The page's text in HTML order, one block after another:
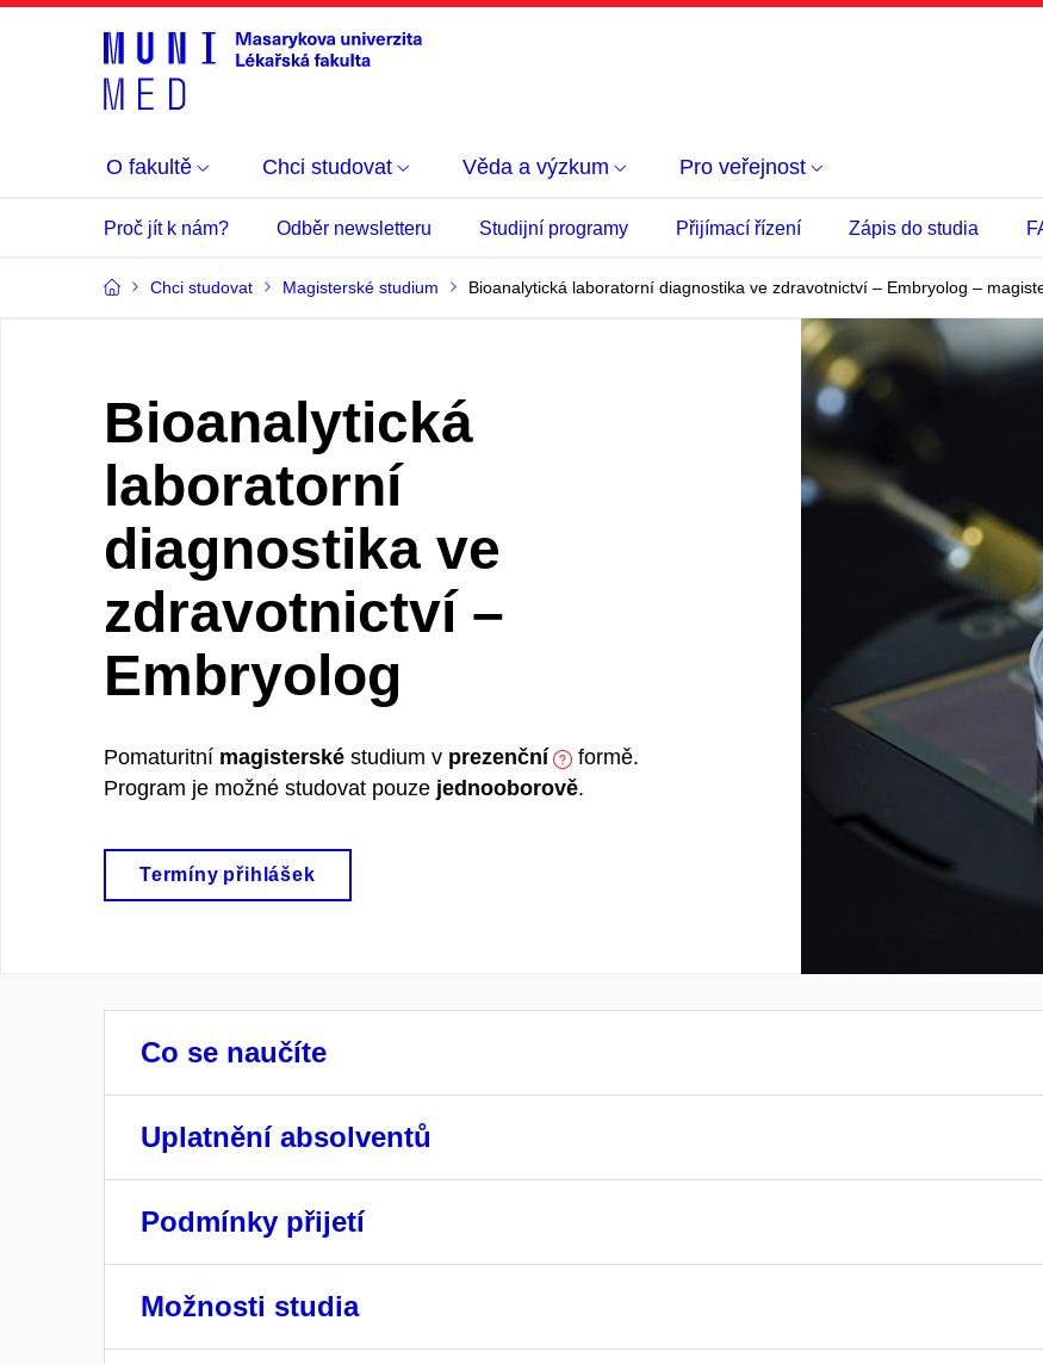
O fakultě Chci studovat Věda a výzkum Pro veřejnost
Proč jít k nám? Odběr newsletteru Studijní programy Přijímací řízení Zápis do studia
Chci studovat Magisterské studium Bioanalytická laboratorní diagnostika ve zdravotnictví – Embryolog –
Bioanalytická
laboratorní
diagnostika ve
zdravotnictví –
Embryolog
Pomaturitní magisterské studium v prezenční
formě.
Program je možné studovat pouze jednooborově.
Termíny přihlášek
Co se naučíte
Uplatnění absolventů
Podmínky přijetí
Možnosti studia